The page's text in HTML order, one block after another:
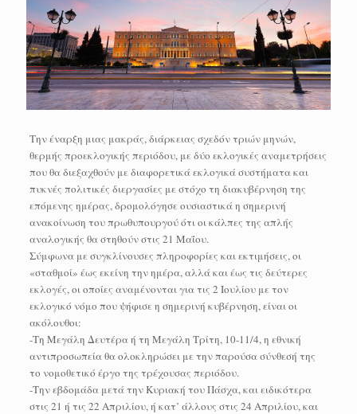
Την έναρξη μιας μακράς, διάρκειας σχεδόν τριών μηνών,
θερμής προεκλογικής περιόδου, με δύο εκλογικές αναμετρήσεις
που θα διεξαχθούν με διαφορετικά εκλογικά συστήματα και
πυκνές πολιτικές διεργασίες με στόχο τη διακυβέρνηση της
επόμενης ημέρας, δρομολόγησε ουσιαστικά η σημερινή
ανακοίνωση του πρωθυπουργού ότι οι κάλπες της απλής
αναλογικής θα στηθούν στις 21 Μαΐου.
Σύμφωνα με συγκλίνουσες πληροφορίες και εκτιμήσεις, οι
«σταθμοί» έως εκείνη την ημέρα, αλλά και έως τις δεύτερες
εκλογές, οι οποίες αναμένονται για τις 2 Ιουλίου με τον
εκλογικό νόμο που ψήφισε η σημερινή κυβέρνηση, είναι οι
ακόλουθοι:
-Τη Μεγάλη Δευτέρα ή τη Μεγάλη Τρίτη, 10-11/4, η εθνική
αντιπροσωπεία θα ολοκληρώσει με την παρούσα σύνθεσή της
το νομοθετικό έργο της τρέχουσας περιόδου.
-Την εβδομάδα μετά την Κυριακή του Πάσχα, και ειδικότερα
στις 21 ή τις 22 Απριλίου, ή κατ’ άλλους στις 24 Απριλίου, και